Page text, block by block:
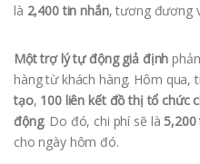
là 2,400 tin nhắn, tương đương
Một trợ lý tự động giả định
hàng từ khách hàng. Hôm qua,
tạo, 100 liên kết đồ thị tổ chức
động. Do đó, chi phí sẽ là5,200
cho ngày hôm đó.